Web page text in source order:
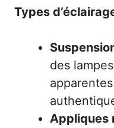
Types
des
Appliques